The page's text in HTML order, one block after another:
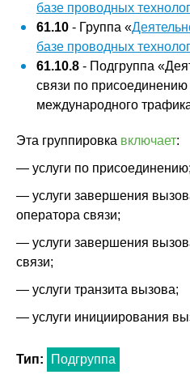
базе проводных
61.10 - Группа «
базе проводных
61.10.8 - Подгруппа
связи по присоединению
международного
Эта группировка включает:
— услуги по присоединению;
— услуги завершения
оператора связи;
— услуги завершения
связи;
— услуги транзита вызова;
— услуги инициирования
Тип: Подгруппа